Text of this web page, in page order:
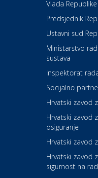
Kultura i
Kazalište
Kultura i
Kazalište
Auto-moto i
Zdravlje i
Povoljnosti
Vlada
Predsjednik
Ustavni sud
Ministarstvo
sustava
Inspektorat
Socijalno
Hrvatski zavod
Hrvatski zavod
osiguranje
Hrvatski zavod
Hrvatski zavod
sigurnost na